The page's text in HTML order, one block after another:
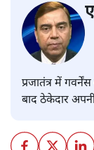
प्रजातंत्र में
बाद ठेकेदार